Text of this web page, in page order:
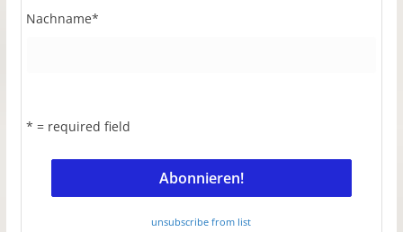
Nachname*
* = required field
unsubscribe from list